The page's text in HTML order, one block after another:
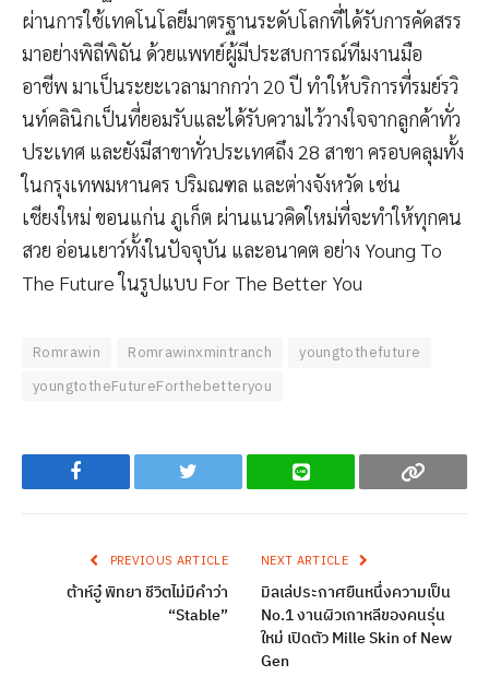
ผ่านการใช้เทคโนโลยีมาตรฐานระดับโลกที่ได้รับการคัดสรร
มาอย่างพิถีพิถัน ด้วยแพทย์ผู้มีประสบการณ์ทีมงานมือ
อาชีพ มาเป็นระยะเวลามากกว่า 20 ปี ทำให้บริการที่รมย์รวิ
นท์คลินิกเป็นที่ยอมรับและได้รับความไว้วางใจจากลูกค้าทั่ว
ประเทศ และยังมีสาขาทั่วประเทศถึง 28 สาขา ครอบคลุมทั้ง
ในกรุงเทพมหานคร ปริมณฑล และต่างจังหวัด เช่น
เชียงใหม่ ขอนแก่น ภูเก็ต ผ่านแนวคิดใหม่ที่จะทำให้ทุกคน
สวย อ่อนเยาว์ทั้งในปัจจุบัน และอนาคต อย่าง Young To
The Future ในรูปแบบ For The Better You
Romrawin Romrawinxmintranch
youngtothefuture
youngtotheFutureForthebetteryou
Facebook Twitter Line Copy
PREVIOUS ARTICLE
ต้าห์อู๋ พิทยา ชีวิตไม่มีคำว่า
“Stable”
NEXT ARTICLE
มิลเล่ประกาศยืนหนึ่งความเป็น
No.1 งานผิวเกาหลีของคนรุ่น
ใหม่ เปิดตัว Mille Skin of New
Gen